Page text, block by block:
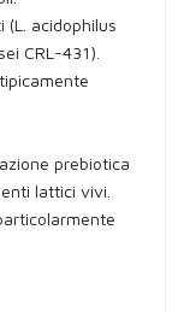
(L. acidophilus
CRL-431).
prebiotica
lattici vivi.